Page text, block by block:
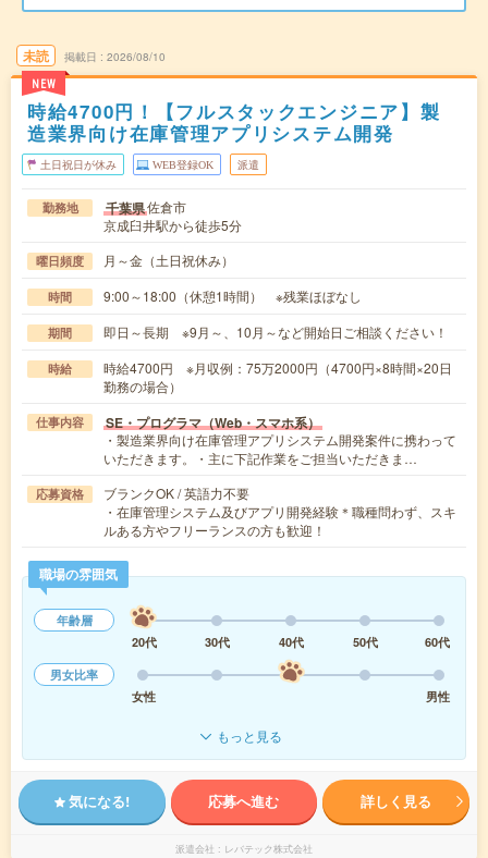
未読
NEW
掲載日 2026/08/10
時給4700円！【フルスタックエンジニア】製
造業界向け在庫管理アプリシステム開発
土日祝日が休み WEB登録OK 派遣
勤務地 千葉県佐倉市
京成臼井駅から徒歩5分
曜日頻度 月～金（土日祝休み）
時間 9:00～18:00（休憩1時間） ※残業ほぼなし
期間 即日～長期 ※9月～、10月～など開始日ご相談ください！
時給
時給4700円 ※月収例：75万2000円（4700円×8時間×20日
勤務の場合）
仕事内容 SE・プログラマ（Web・スマホ系）
・製造業界向け在庫管理アプリシステム開発案件に携わって
いただきます。・主に下記作業をご担当いただきま…
応募資格
ブランクOK / 英語力不要
・在庫管理システム及びアプリ開発経験＊職種問わず、スキ
ルある方やフリーランスの方も歓迎！
職場の雰囲気
年齢層
20代
30代 40代 50代
60代
男女比率
女性
男性
もっと見る
気になる! 応募へ進む 詳しく見る
派遣会社 レバテック株式会社